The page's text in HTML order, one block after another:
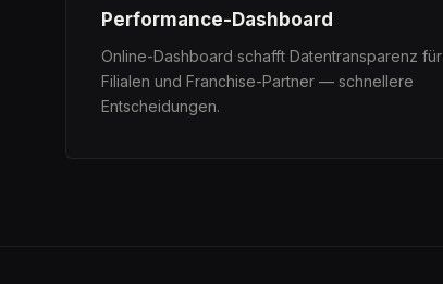
Performance-Dashboard
Online-Dashboard schafft Datentransparenz für
Filialen und Franchise-Partner — schnellere
Entscheidungen.